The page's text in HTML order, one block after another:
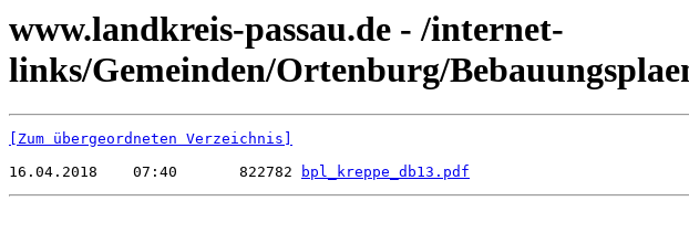
www.landkreis-passau.de - /internet-
links/Gemeinden/Ortenburg/
[Zum übergeordneten Verzeichnis]
16.04.2018    07:40       822782
bpl_kreppe_db13.pdf